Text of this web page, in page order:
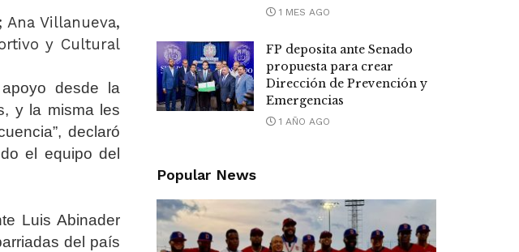
Villanueva,
y Cultural
desde la
y la misma les
declaró
el equipo del
Luis Abinader
del país
1 MES AGO
FP deposita ante Senado
propuesta para crear
Dirección de Prevención y
Emergencias
1 AÑO AGO
Popular News